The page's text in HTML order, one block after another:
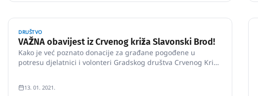
DRUŠTVO
VAŽNA obavijest iz Crvenog križa Slavonski Brod!
Kako je već poznato donacije za građane pogođene u
potresu djelatnici i volonteri Gradskog društva Crvenog Križa
nova obavijest koju prenosimo u cijelost: "Donaci…
13. 01. 2021.